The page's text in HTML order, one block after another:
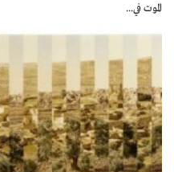
الموت في...